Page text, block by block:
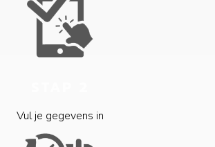
Vul je gegevens in